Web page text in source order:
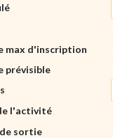
max d'inscription
prévisible
l'activité
sortie